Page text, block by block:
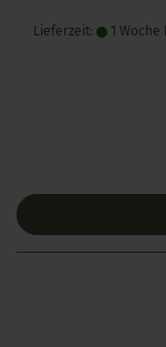
Lieferzeit: 1 Woche